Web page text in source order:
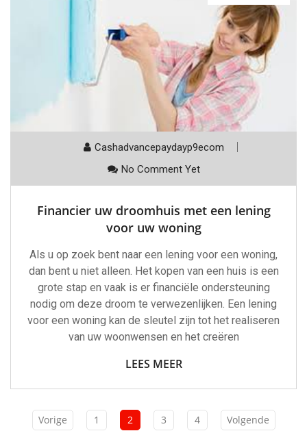
Cashadvancepaydayp9ecom
No Comment Yet
Financier uw droomhuis met een lening
voor uw woning
Als u op zoek bent naar een lening voor een woning,
dan bent u niet alleen. Het kopen van een huis is een
grote stap en vaak is er financiële ondersteuning
nodig om deze droom te verwezenlijken. Een lening
voor een woning kan de sleutel zijn tot het realiseren
van uw woonwensen en het creëren
LEES MEER
Vorige 1 2 3 4 Volgende